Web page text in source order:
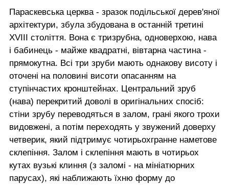
Параскевська церква - зразок подільської дерев'яної
архітектури, збула збудована в останній третині
XVIII століття. Вона є тризрубна, одноверхою, нава
і бабинець - майже квадратні, вівтарна частина -
прямокутна. Всі три зруби мають однакову висоту і
оточені на половині висоти опасанням на
ступінчастих кронштейнах. Центральний зруб
(нава) перекритий доволі в оригінальних спосіб:
стіни зрубу переводяться в залом, грані якого трохи
видовжені, а потім переходять у звужений доверху
четверик, який підтримує чотирьохгранне наметове
склепіння. Залом і склепіння мають в чотирьох
кутах вузькі клиння (з заломі - на мініатюрних
парусах), які наближають їхню форму до